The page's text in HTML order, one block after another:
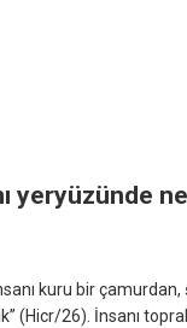
yeryüzünde
kuru bir
(Hicr/26). İnsanı